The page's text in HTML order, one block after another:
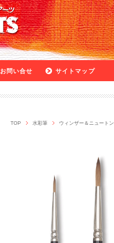
お問い合せ サイトマップ
TOP 水彩筆 ウィンザー＆ニュートン